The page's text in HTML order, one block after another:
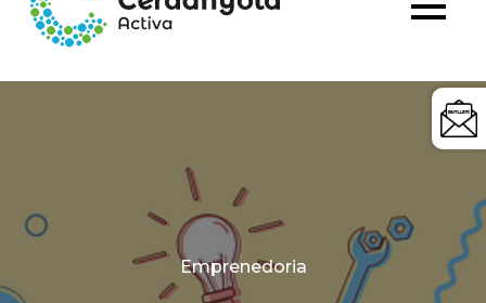
Categories
Emprenedoria